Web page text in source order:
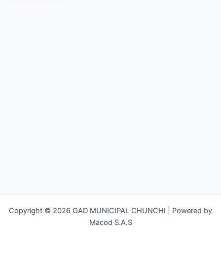
Copyright © 2026 GAD MUNICIPAL CHUNCHI | Powered by
Macod S.A.S